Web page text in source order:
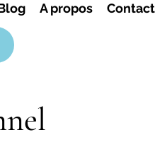
A propos Contact